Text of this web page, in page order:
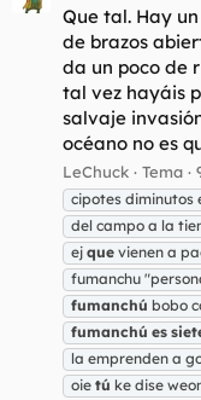
Que tal. Hay
de brazos
da un poco de
tal vez hayáis
salvaje
océano no es
LeChuck Tema
cipotes diminutos
del campo a la
ej que vienen a
fumanchu
fumanchú bobo
fumanchú es
la emprenden a
oie tú ke dise